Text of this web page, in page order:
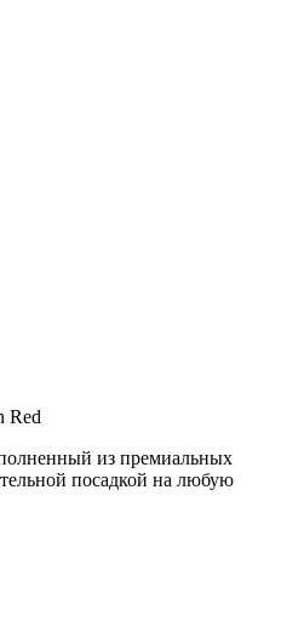
Red
из премиальных
посадкой на любую